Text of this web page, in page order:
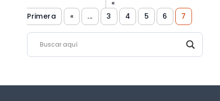
«
Primera
« ... 3 4 5 6 7